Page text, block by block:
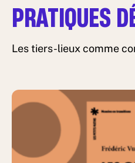
PRATIQUES
Les tiers-lieux comme